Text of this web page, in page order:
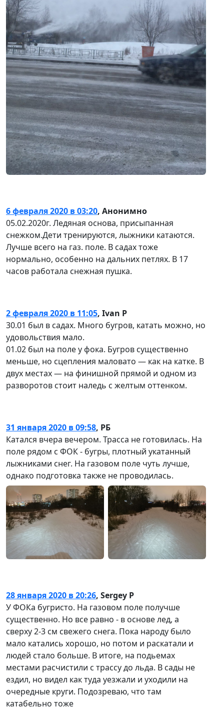
6 февраля 2020 в 03:20, Анонимно
05.02.2020г. Ледяная основа, присыпанная
снежком.Дети тренируются, лыжники катаются.
Лучше всего на газ. поле. В садах тоже
нормально, особенно на дальних петлях. В 17
часов работала снежная пушка.
2 февраля 2020 в 11:05, Ivan P
30.01 был в садах. Много бугров, катать можно, но
удовольствия мало.
01.02 был на поле у фока. Бугров существенно
меньше, но сцепления маловато — как на катке. В
двух местах — на финишной прямой и одном из
разворотов стоит наледь с желтым оттенком.
31 января 2020 в 09:58, РБ
Катался вчера вечером. Трасса не готовилась. На
поле рядом с ФОК - бугры, плотный укатанный
лыжниками снег. На газовом поле чуть лучше,
однако подготовка также не проводилась.
28 января 2020 в 20:26, Sergey P
У ФОКа бугристо. На газовом поле получше
существенно. Но все равно - в основе лед, а
сверху 2-3 см свежего снега. Пока народу было
мало катались хорошо, но потом и раскатали и
людей стало больше. В итоге, на подьемах
местами расчистили с трассу до льда. В сады не
ездил, но видел как туда уезжали и уходили на
очередные круги. Подозреваю, что там
катабельно тоже